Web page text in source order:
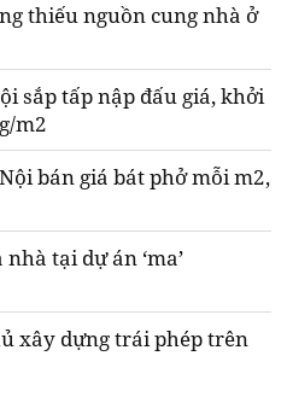
thiếu nguồn cung nhà ở
sắp tấp nập đấu giá, khởi
m2
bán giá bát phở mỗi m2,
tại dự án ‘ma’
xây dựng trái phép trên